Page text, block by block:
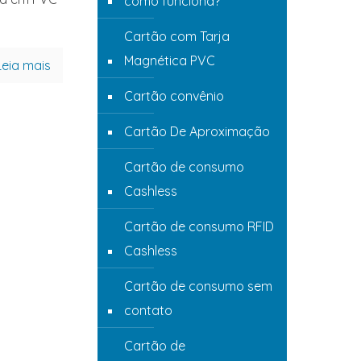
mais
Cartão com Tarja
Magnética PVC
Cartão convênio
Cartão De Aproximação
Cartão de consumo
Cashless
Cartão de consumo RFID
Cashless
Cartão de consumo sem
contato
Cartão de